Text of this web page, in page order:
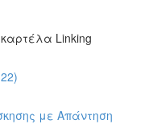
Linking
με Απάντηση